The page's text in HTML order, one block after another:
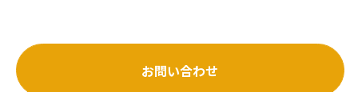
お問い合わせ